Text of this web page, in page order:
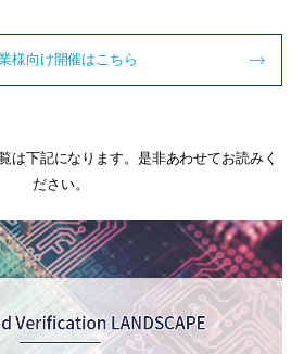
様向け開催はこちら
は下記になります。是非あわせてお読みく
ださい。